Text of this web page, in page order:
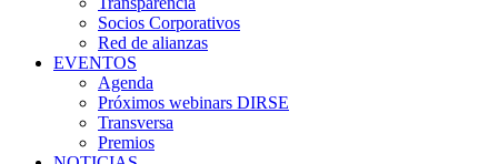
Socios Corporativos
Red de alianzas
EVENTOS
Agenda
Próximos webinars DIRSE
Transversa
Premios